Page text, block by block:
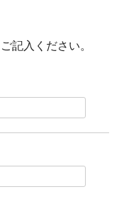
記入ください。